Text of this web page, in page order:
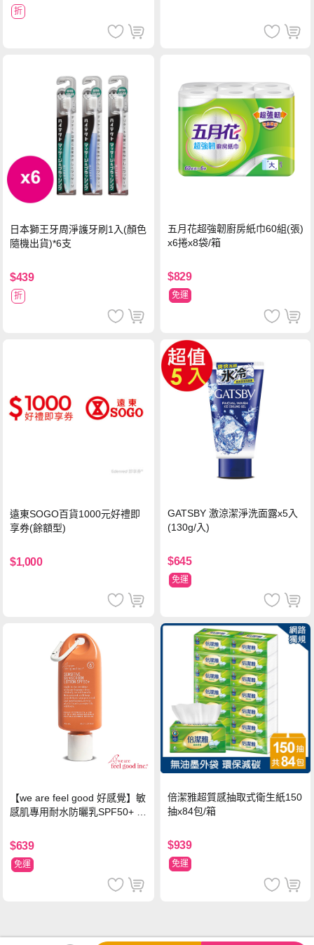
折
日本獅王牙周淨護牙刷1入(顏色
隨機出貨)*6支
$439
折
五月花超強韌廚房紙巾60組(張)
x6捲x8袋/箱
$829
免運
遠東SOGO百貨1000元好禮即
享券(餘額型)
$1,000
GATSBY 激涼潔淨洗面露x5入
(130g/入)
$645
免運
【we are feel good 好感覺】敏
感肌專用耐水防曬乳SPF50+ 7
$639
免運
倍潔雅超質感抽取式衛生紙150
抽x84包/箱
$939
免運